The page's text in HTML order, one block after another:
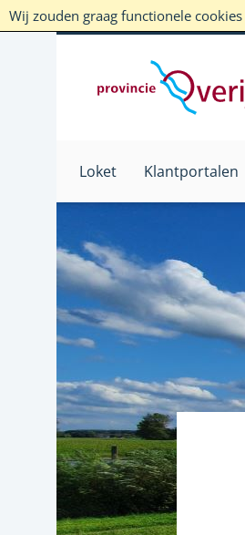
Wij zouden graag functionele
Loket Klantportalen